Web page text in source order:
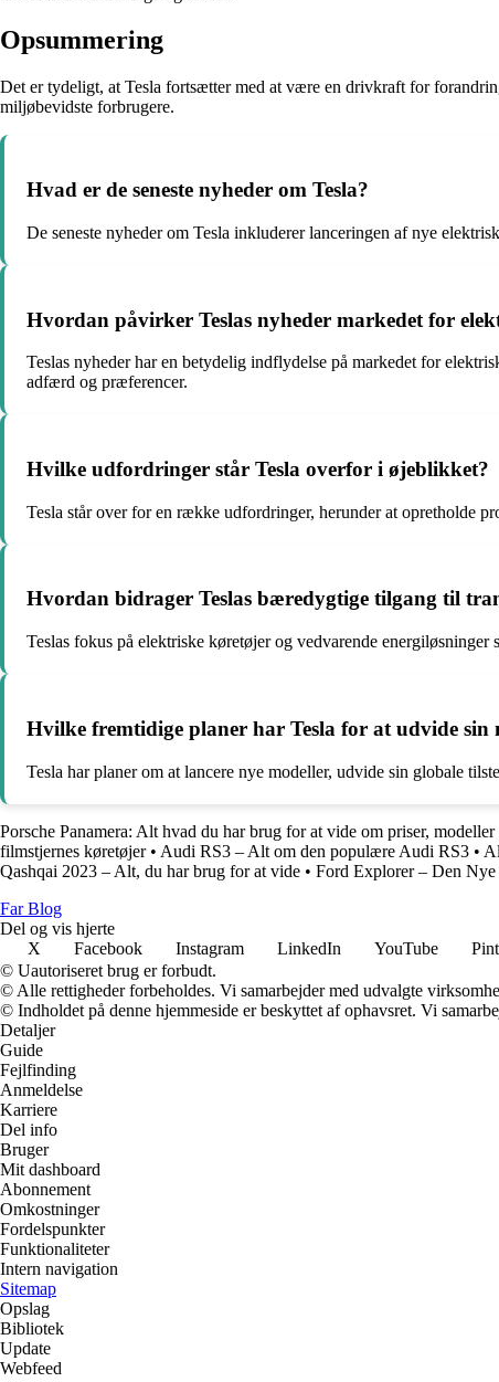
Opsummering
Det er tydeligt, at Tesla fortsætter med at være en drivkraft for
miljøbevidste forbrugere.
Hvad er de seneste nyheder om Tesla?
De seneste nyheder om Tesla inkluderer lanceringen af ​​nye
Hvordan påvirker Teslas nyheder markedet for
Teslas nyheder har en betydelig indflydelse på markedet for
adfærd og præferencer.
Hvilke udfordringer står Tesla overfor i øjeblikket?
Tesla står over for en række udfordringer, herunder at opretholde
Hvordan bidrager Teslas bæredygtige tilgang til
Teslas fokus på elektriske køretøjer og vedvarende
Hvilke fremtidige planer har Tesla for at udvide
Tesla har planer om at lancere nye modeller, udvide sin globale
Porsche Panamera: Alt hvad du har brug for at vide om priser,
filmstjernes køretøjer• Audi RS3 – Alt om den populære Audi RS3 •
Qashqai 2023 – Alt, du har brug for at vide • Ford Explorer – Den
Far Blog
Del og vis hjerte
X
Facebook Instagram LinkedIn YouTube
© Uautoriseret brug er forbudt.
© Alle rettigheder forbeholdes. Vi samarbejder med udvalgte
© Indholdet på denne hjemmeside er beskyttet af ophavsret. Vi
Detaljer
Guide
Fejlfinding
Anmeldelse
Karriere
Del info
Bruger
Mit dashboard
Abonnement
Omkostninger
Fordelspunkter
Funktionaliteter
Intern navigation
Sitemap
Opslag
Bibliotek
Update
Webfeed